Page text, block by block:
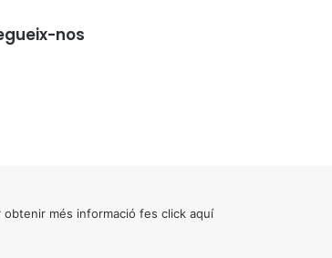
nos
més informació fes click aquí